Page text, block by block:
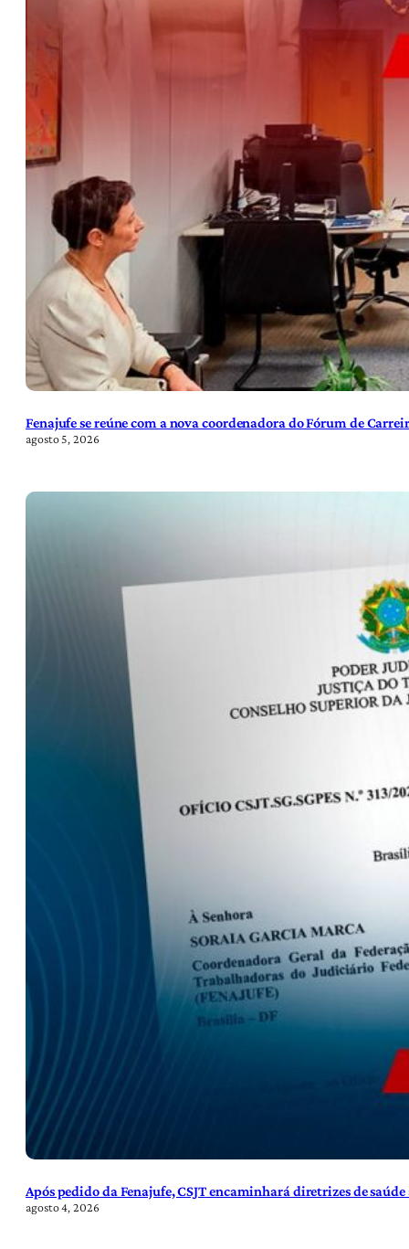
Fenajufe se reúne com a nova coordenadora do Fórum de
agosto 5, 2026
Após pedido da Fenajufe, CSJT encaminhará diretrizes de
agosto 4, 2026